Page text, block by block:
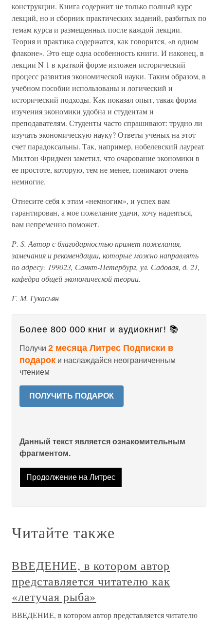
конструкции. Книга содержит не только полный курс
лекций, но и сборник практических заданий, разбитых по
темам курса и размещенных после каждой лекции.
Теория и практика содержатся, как говорится, «в одном
флаконе». Это еще одна особенность книги. И наконец, в
лекции N 1 в краткой форме изложен исторический
процесс развития экономической науки. Таким образом, в
учебном пособии использованы и логический и
исторический подходы. Как показал опыт, такая форма
изучения экономики удобна и студентам и
преподавателям. Студенты часто спрашивают: трудно ли
изучать экономическую науку? Ответы ученых на этот
счет парадоксальны. Так, например, нобелевский лауреат
Милтон Фридмен заметил, что очарование экономики в
ее простоте, которую, тем не менее, понимают очень
немногие.
Отнесите себя к этим «немногим», и успех вам
гарантирован, а мое пожелание удачи, хочу надеяться,
вам непременно поможет.
Р. S. Автор с благодарностью примет пожелания,
замечания и рекомендации, которые можно направлять
по адресу: 199023, Санкт-Петербург, ул. Садовая, д. 21,
кафедра общей экономической теории.
Г. М. Гукасьян
Более 800 000 книг и аудиокниг! 📚
Получи 2 месяца Литрес Подписки в
подарок и наслаждайся неограниченным
чтением
ПОЛУЧИТЬ ПОДАРОК
Данный текст является ознакомительным
фрагментом.
Продолжение на Литрес
Читайте также
ВВЕДЕНИЕ, в котором автор
представляется читателю как
«летучая рыба»
ВВЕДЕНИЕ, в котором автор представляется читателю